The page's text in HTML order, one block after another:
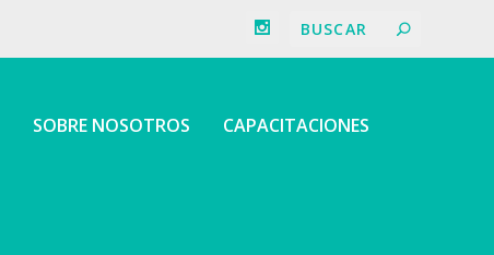
SOBRE NOSOTROS CAPACITACIONES